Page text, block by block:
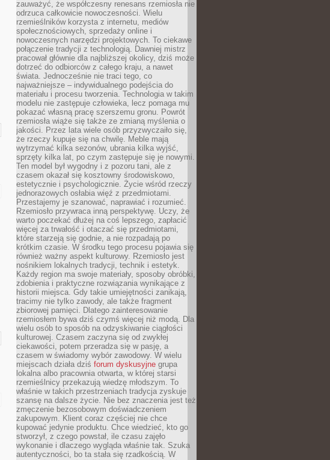
zauważyć, że współczesny renesans rzemiosła nie
odrzuca całkowicie nowoczesności. Wielu
rzemieślników korzysta z internetu, mediów
społecznościowych, sprzedaży online i
nowoczesnych narzędzi projektowych. To ciekawe
połączenie tradycji z technologią. Dawniej mistrz
pracował głównie dla najbliższej okolicy, dziś może
dotrzeć do odbiorców z całego kraju, a nawet
świata. Jednocześnie nie traci tego, co
najważniejsze – indywidualnego podejścia do
materiału i procesu tworzenia. Technologia w takim
modelu nie zastępuje człowieka, lecz pomaga mu
pokazać własną pracę szerszemu gronu. Powrót
rzemiosła wiąże się także ze zmianą myślenia o
jakości. Przez lata wiele osób przyzwyczaiło się,
że rzeczy kupuje się na chwilę. Meble mają
wytrzymać kilka sezonów, ubrania kilka wyjść,
sprzęty kilka lat, po czym zastępuje się je nowymi.
Ten model był wygodny i z pozoru tani, ale z
czasem okazał się kosztowny środowiskowo,
estetycznie i psychologicznie. Życie wśród rzeczy
jednorazowych osłabia więź z przedmiotami.
Przestajemy je szanować, naprawiać i rozumieć.
Rzemiosło przywraca inną perspektywę. Uczy, że
warto poczekać dłużej na coś lepszego, zapłacić
więcej za trwałość i otaczać się przedmiotami,
które starzeją się godnie, a nie rozpadają po
krótkim czasie. W środku tego procesu pojawia się
również ważny aspekt kulturowy. Rzemiosło jest
nośnikiem lokalnych tradycji, technik i estetyk.
Każdy region ma swoje materiały, sposoby obróbki,
zdobienia i praktyczne rozwiązania wynikające z
historii miejsca. Gdy takie umiejętności zanikają,
tracimy nie tylko zawody, ale także fragment
zbiorowej pamięci. Dlatego zainteresowanie
rzemiosłem bywa dziś czymś więcej niż modą. Dla
wielu osób to sposób na odzyskiwanie ciągłości
kulturowej. Czasem zaczyna się od zwykłej
ciekawości, potem przeradza się w pasję, a
czasem w świadomy wybór zawodowy. W wielu
miejscach działa dziś forum dyskusyjne grupa
lokalna albo pracownia otwarta, w której starsi
rzemieślnicy przekazują wiedzę młodszym. To
właśnie w takich przestrzeniach tradycja zyskuje
szansę na dalsze życie. Nie bez znaczenia jest też
zmęczenie bezosobowym doświadczeniem
zakupowym. Klient coraz częściej nie chce
kupować jedynie produktu. Chce wiedzieć, kto go
stworzył, z czego powstał, ile czasu zajęło
wykonanie i dlaczego wygląda właśnie tak. Szuka
autentyczności, bo ta stała się rzadkością. W